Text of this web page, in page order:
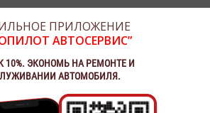
ПРИЛОЖЕНИЕ
АВТОСЕРВИС”
10%. ЭКОНОМЬ НА РЕМОНТЕ И
АВТОМОБИЛЯ.